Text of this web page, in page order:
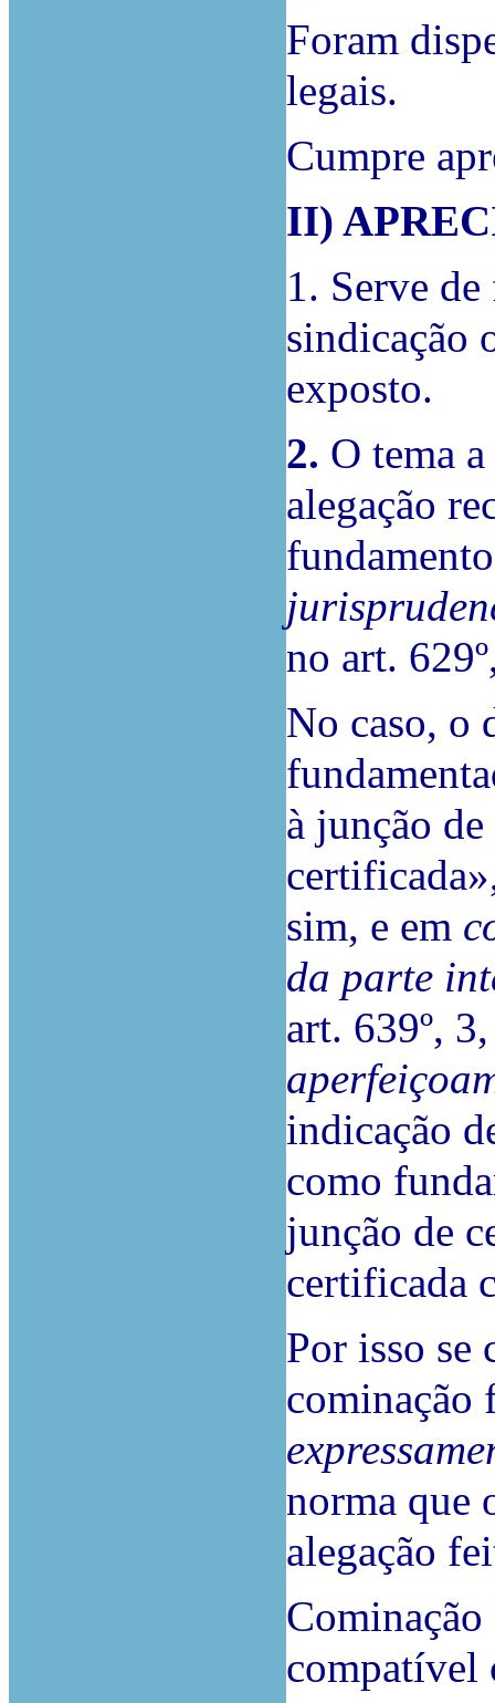
Foram
legais.
Cumpre
II)
1. Serve
sindicação
exposto.
2. O tema
alegação
no art.
No caso, o
à junção
sim, e em
da parte
art. 639º,
indicação
como
junção de
certificada
Por isso se
cominação
norma que
alegação
compatível